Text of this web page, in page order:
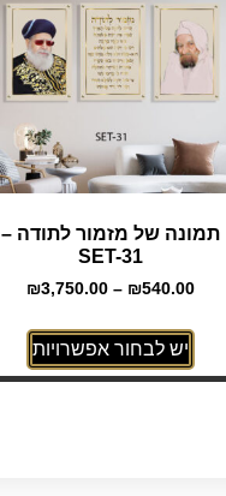
תמונה של מזמור לתודה –
SET-31
₪540.00
–
₪3,750.00
יש לבחור אפשרויות